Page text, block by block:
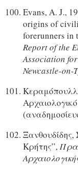
Evans, A. J.,
origins of
forerunners in
Report of the
Association
Newcastle-on-
Κρήτης”,